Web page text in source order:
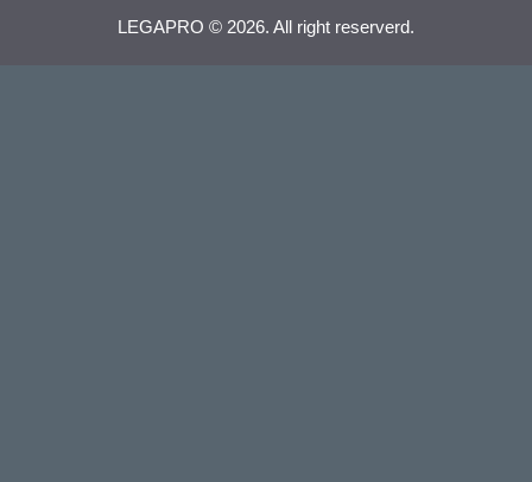
LEGAPRO © 2026. All right reserverd.